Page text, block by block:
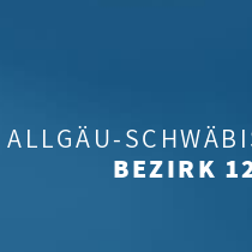
ALLGÄU-
BEZIRK